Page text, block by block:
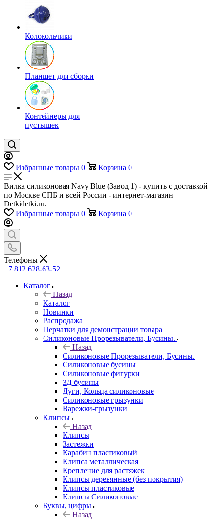
Колокольчики
Планшет для сборки
Контейнеры для
пустышек
Избранные товары 0 Корзина 0
Вилка силиконовая Navy Blue (Завод 1) - купить с доставкой
по Москве СПБ и всей России - интернет-магазин
Detkidetki.ru.
Избранные товары 0 Корзина 0
Телефоны
+7 812 628-63-52
Каталог
Назад
Каталог
Новинки
Распродажа
Перчатки для демонстрации товара
Силиконовые Прорезыватели, Бусины.
Назад
Силиконовые Прорезыватели, Бусины.
Силиконовые бусины
Силиконовые фигурки
3Д бусины
Дуги, Кольца силиконовые
Силиконовые грызунки
Варежки-грызунки
Клипсы
Назад
Клипсы
Застежки
Карабин пластиковый
Клипса металлическая
Крепление для растяжек
Клипсы деревянные (без покрытия)
Клипсы пластиковые
Клипсы Силиконовые
Буквы, цифры
Назад